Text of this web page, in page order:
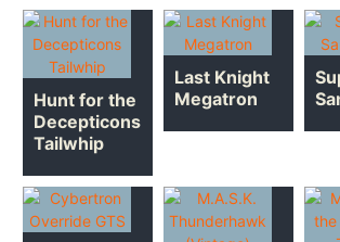
Hunt for the
Decepticons
Tailwhip
Last Knight
Megatron